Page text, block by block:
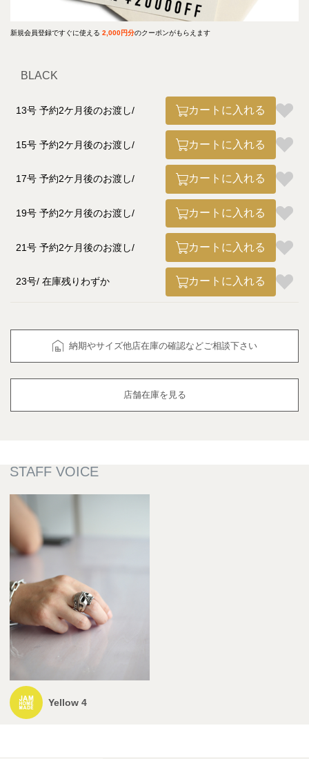
新規会員登録ですぐに使える 2,000円分のクーポンがもらえます
BLACK
13号 予約2ケ月後のお渡し カートに入れる
15号 予約2ケ月後のお渡し カートに入れる
17号 予約2ケ月後のお渡し カートに入れる
19号 予約2ケ月後のお渡し カートに入れる
21号 予約2ケ月後のお渡し カートに入れる
23号 在庫残りわずか カートに入れる
納期やサイズ他店在庫の確認などご相談下さい
店舗在庫を見る
Yellow 4